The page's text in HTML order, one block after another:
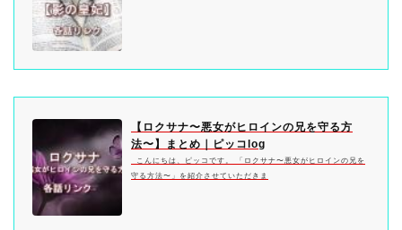
【ロクサナ〜悪女がヒロインの兄を守る方
法〜】まとめ｜ピッコlog
こんにちは、ピッコです。 「ロクサナ〜悪女がヒロインの兄を
守る方法〜」を紹介させていただきま